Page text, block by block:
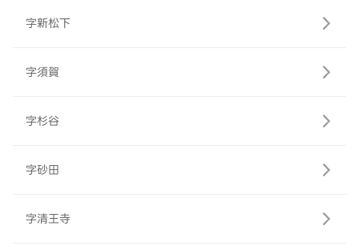
字新松下
字須賀
字杉谷
字砂田
字清王寺